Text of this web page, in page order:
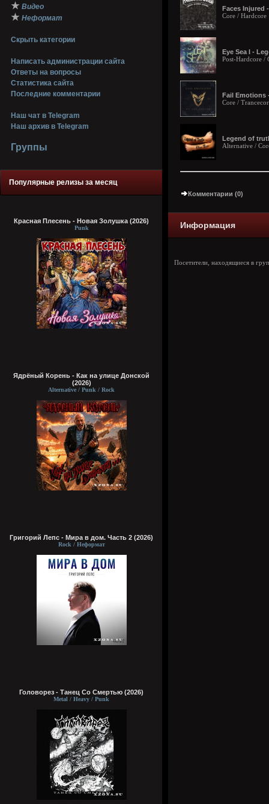
★ Видео
★ Неформат
Скрыть категории
Написать администрации сайта
Ответы на вопросы
Статистика сайта
Последние комментарии
Наш чат в Telegram
Наш архив в Telegram
Группы
Популярные релизы за месяц
Красная Плесень - Новая Золушка (2026)
Punk
Ядрёный Корень - Как на улице Донской
(2026)
Alternative / Punk / Rock
Григорий Лепс - Мира в дом. Часть 2 (2026)
Rock / Неформат
Головорез - Tанец Со Смертью (2026)
Metal / Heavy / Punk
Faces Injured
Core / Hardcore
Eye Sea I -
Post-Hardcore
Fail Emotions
Core /
Legend of
Alternative /
Комментарии (0)
Информация
Посетители, находящиеся в